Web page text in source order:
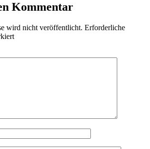
Kommentar
wird nicht veröffentlicht. Erforderliche